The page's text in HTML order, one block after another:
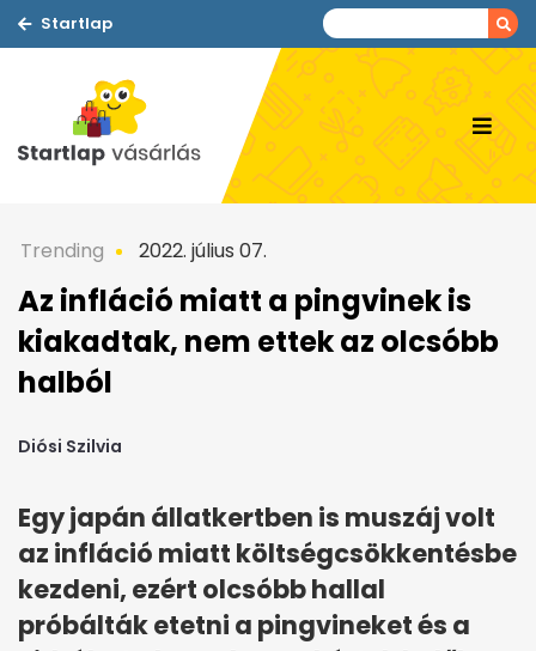
Startlap
Trending 2022. július 07.
Az infláció miatt a pingvinek is
kiakadtak, nem ettek az olcsóbb
halból
Diósi Szilvia
Egy japán állatkertben is muszáj volt
az infláció miatt költségcsökkentésbe
kezdeni, ezért olcsóbb hallal
próbálták etetni a pingvineket és a